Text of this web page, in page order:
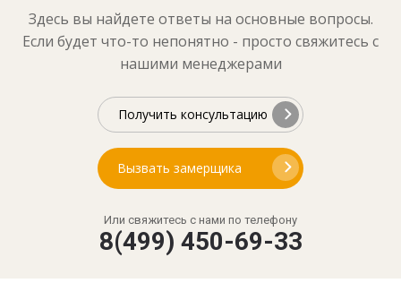
Здесь вы найдете ответы на основные вопросы.
Если будет что-то непонятно - просто свяжитесь с
нашими менеджерами
Получить консультацию
Вызвать замерщика
Или свяжитесь с нами по телефону
8(499) 450-69-33